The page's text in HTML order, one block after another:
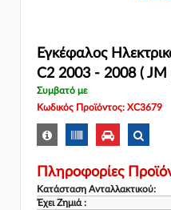
Εγκέφαλος
C2 2003 - 2008 ( JM
Συμβατό με
Κωδικός Προϊόντος: XC3679
Πληροφορίες
Κατάσταση Ανταλλακτικού:
Έχει Ζημιά :